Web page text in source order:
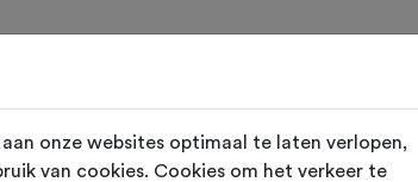
onze websites optimaal te laten verlopen,
van cookies. Cookies om het verkeer te